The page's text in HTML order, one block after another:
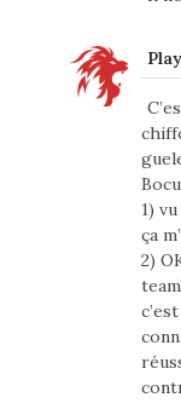
1)
ça
2)